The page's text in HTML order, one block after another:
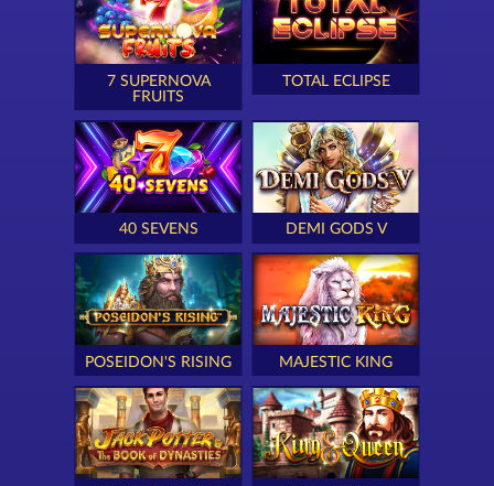
7 SUPERNOVA
FRUITS
TOTAL ECLIPSE
40 SEVENS DEMI GODS V
POSEIDON'S RISING MAJESTIC KING